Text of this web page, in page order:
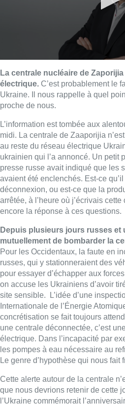
La centrale nucléaire de
électrique. C’est probablement le
Ukraine. Il nous rappelle à quel
proche de nous.
L’information est tombée aux
midi. La centrale de Zaaporijia
au reste du réseau électrique
ukrainien qui l’a annoncé. Un petit
presse russe avait indiqué que les
avaient été enclenchés. Est-ce qu’il
déconnexion, ou est-ce que la
arrêtée, à l’heure où j’écrivais
encore la réponse à ces questions.
Depuis plusieurs jours russes et
mutuellement de bombarder la
Pour les Occidentaux, la faute en
russes, qui y stationneraient des
pour essayer d’échapper aux
on accuse les Ukrainiens d’avoir
site sensible. L’idée d’une
Internationale de l’Énergie
concrétisation se fait toujours
une centrale déconnectée, c’est
électrique. Dans l’incapacité par
les pompes à eau nécessaire au
Le genre d’hypothèse qui nous fait
Cette alerte autour de la centrale
que nous devrions retenir de cette
l’Ukraine commémorait